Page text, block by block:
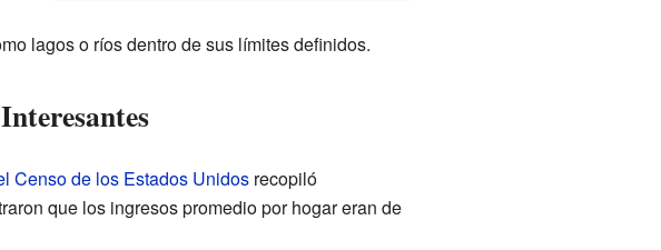
lagos o ríos dentro de sus límites definidos.
Censo de los Estados Unidosrecopiló
que los ingresos promedio por hogar eran de